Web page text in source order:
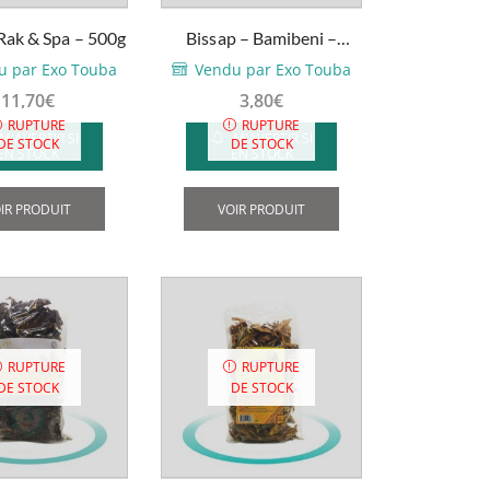
& Spa – 500g
par Exo Touba
11,70€
RUPTURE
STOCKSI
STOCK
PRODUIT
Bissap – Bamibeni –
330ml
Vendu par Exo Touba
3,80€
RUPTURE
DE STOCK
M'AVERTIR SI
EN STOCK
VOIR PRODUIT
RUPTURE
STOCK
RUPTURE
DE STOCK